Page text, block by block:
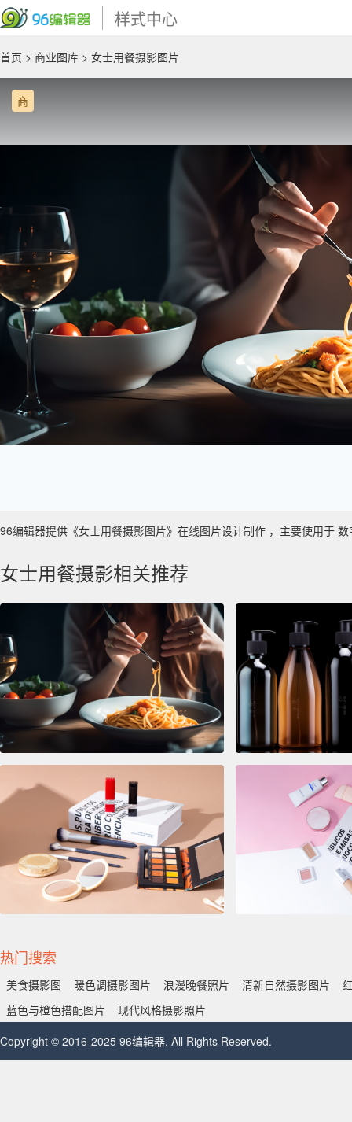
样式中心
首页 > 商业图库 > 女士用餐摄影图片
商
96编辑器提供《女士用餐摄影图片》在线图片设计制作 ，主要使用于
女士用餐摄影相关推荐
热门搜索
美食摄影图 暖色调摄影图片 浪漫晚餐照片 清新自然摄影图片
蓝色与橙色搭配图片
现代风格摄影照片
Copyright © 2016-2025 96编辑器. All Rights Reserved.